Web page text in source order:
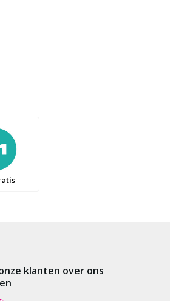
klanten over ons